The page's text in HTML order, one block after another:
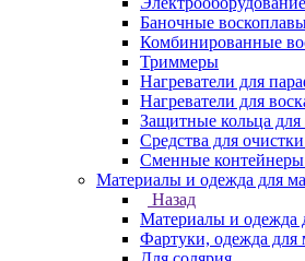
Баночные
Комбинированные
Триммеры
Нагреватели для
Нагреватели для
Защитные кольца для
Средства для
Сменные контейнеры
Материалы и одежда для
Назад
Материалы и одежда
Фартуки, одежда для